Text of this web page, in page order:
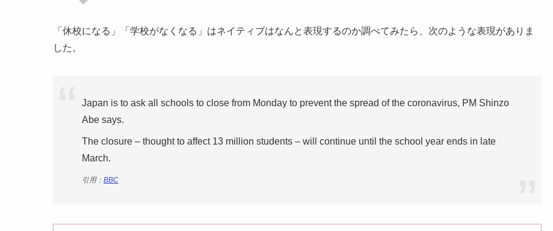
「休校になる」「学校がなくなる」はネイティブはなんと表現するのか調べてみたら、次のような表現がありま
した。
Japan is to ask all schools to close from Monday to prevent the spread of the coronavirus, PM Shinzo
Abe says.
The closure – thought to affect 13 million students – will continue until the school year ends in late
March.
引用： BBC